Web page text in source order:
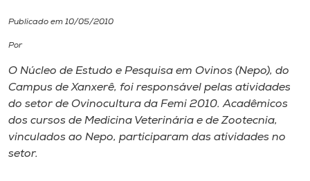
Cultura
CPA
Biblioteca
Publicado em 10/05/2010
Por
O Núcleo de Estudo e Pesquisa em Ovinos (Nepo), do
Campus de Xanxerê, foi responsável pelas atividades
do setor de Ovinocultura da Femi 2010. Acadêmicos
dos cursos de Medicina Veterinária e de Zootecnia,
vinculados ao Nepo, participaram das atividades no
setor.